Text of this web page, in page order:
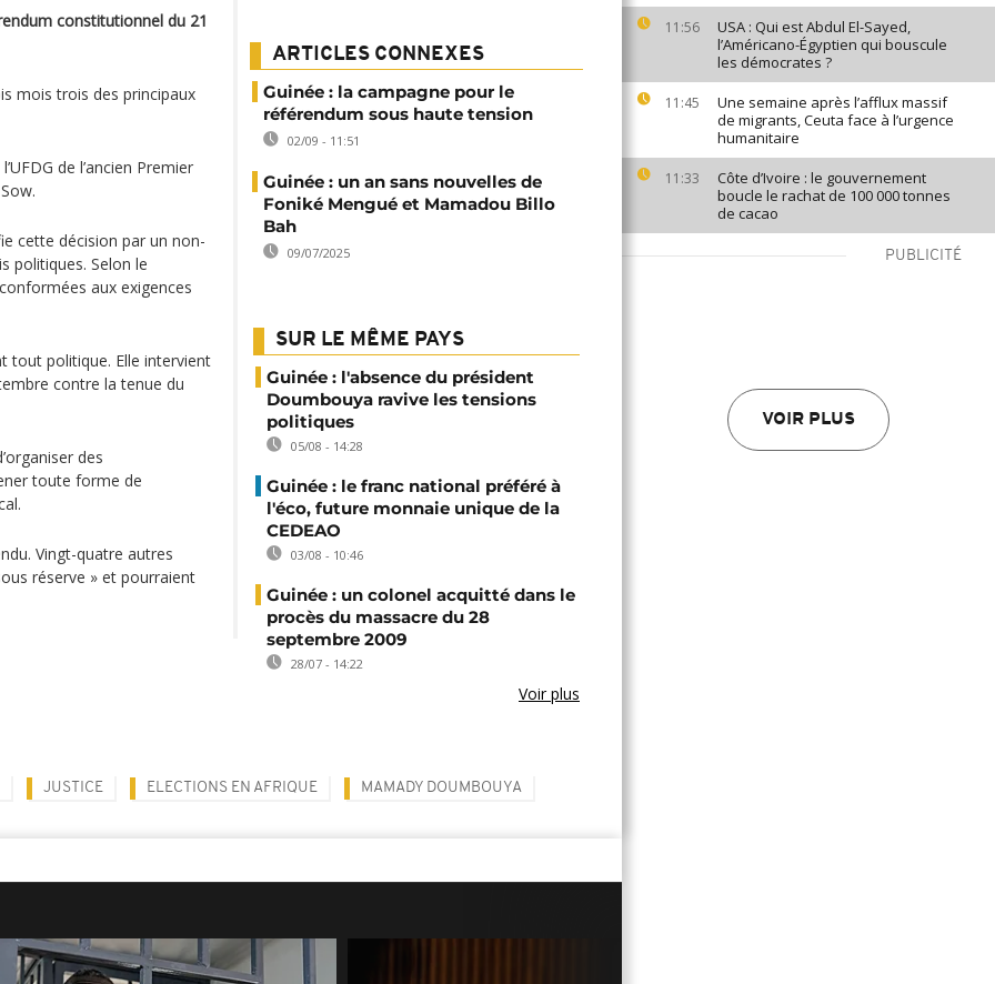
11:56
USA : Qui est Abdul El-Sayed,
l’Américano-Égyptien qui bouscule
les démocrates ?
11:45
Une semaine après l’afflux massif
de migrants, Ceuta face à l’urgence
humanitaire
11:33
Côte d’Ivoire : le gouvernement
boucle le rachat de 100 000 tonnes
de cacao
PUBLICITÉ
VOIR PLUS
constitutionnel du 21
mois trois des principaux
de l’ancien Premier
cette décision par un non-
politiques. Selon le
aux exigences
tout politique. Elle intervient
contre la tenue du
des
toute forme de
Vingt-quatre autres
réserve » et pourraient
ARTICLES CONNEXES
Guinée : la campagne pour le
référendum sous haute tension
02/09 - 11:51
Guinée : un an sans nouvelles de
Foniké Mengué et Mamadou Billo
Bah
09/07/2025
SUR LE MÊME PAYS
Guinée : l'absence du président
Doumbouya ravive les tensions
politiques
05/08 - 14:28
Guinée : le franc national préféré à
l'éco, future monnaie unique de la
CEDEAO
03/08 - 10:46
Guinée : un colonel acquitté dans le
procès du massacre du 28
septembre 2009
28/07 - 14:22
Voir plus
JUSTICE ELECTIONS EN AFRIQUE MAMADY DOUMBOUYA